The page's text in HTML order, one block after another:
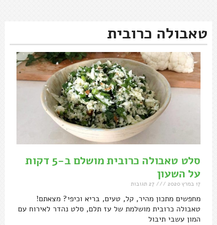
טאבולה כרובית
סלט טאבולה כרובית מושלם ב-5 דקות
על השעון
17 במרץ 2020
מחפשים מתכון מהיר, קל, טעים, בריא וכיפי? מצאתם!
טאבולה כרובית מושלמת של עז תלם, סלט נהדר לאירוח עם
המון עשבי תיבול